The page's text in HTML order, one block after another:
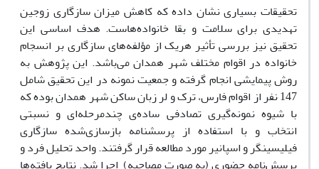
تحقیقات بسیاری نشان داده که کاهش میزان سازگاری زوجین
تهدیدی برای سلامت و بقا خانواده‌هاست. هدف اساسی این
تحقیق نیز بررسی تأثیر هریک از مؤلفه‌های سازگاری بر انسجام
خانواده‌ در اقوام مختلف شهر همدان می‌باشد. این پژوهش به
روش پیمایشی انجام گرفته و جمعیت نمونه در این تحقیق شامل
147 نفر از اقوام فارس، ترک و لر زبان ساکن شهر همدان بوده که
با شیوه ‌نمونه‌گیری تصادفی ساده‌ی چندمرحله‌ای و نسبتی
انتخاب و با استفاده از پرسشنامه بازسازی‌شده سازگاری
فیلیسینگر و اسپانیر مورد مطالعه قرار گرفتند. واحد تحلیل فرد و
پرسش‌نامه حضوری (به صورت مصاحبه) اجرا شد. نتایج یافته‌ها